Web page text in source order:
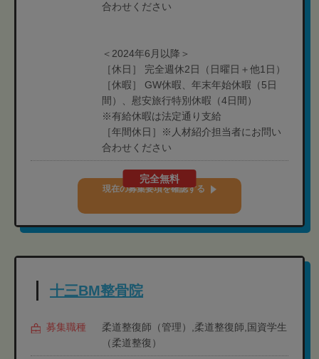
合わせください
＜2024年6月以降＞
［休日］ 完全週休2日（日曜日＋他1日）
［休暇］ GW休暇、年末年始休暇（5日
間）、慰安旅行特別休暇（4日間）
※有給休暇は法定通り支給
［年間休日］※人材紹介担当者にお問い
合わせください
完全無料
現在の募集要項を確認する
十三BM整骨院
募集職種
柔道整復師（管理）,柔道整復師,国資学生
（柔道整復）